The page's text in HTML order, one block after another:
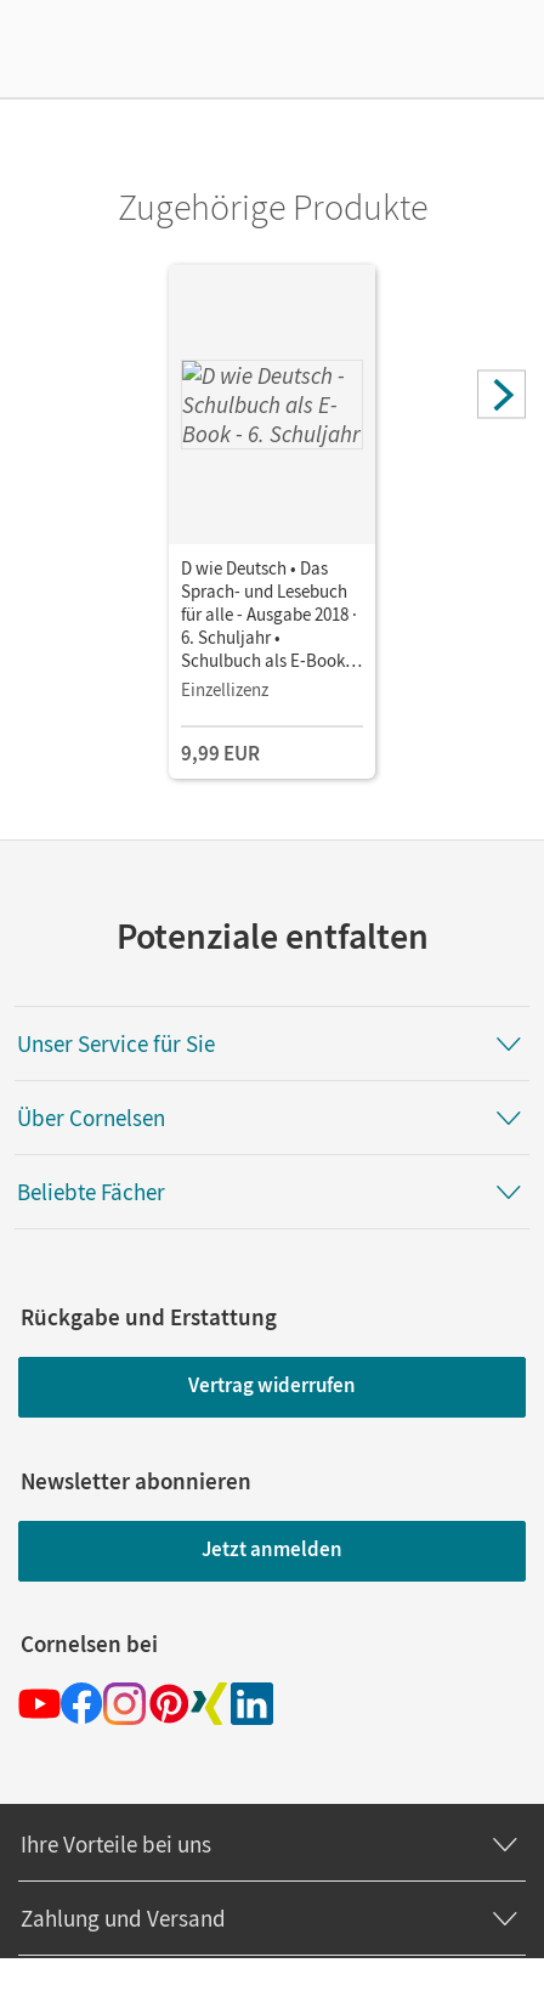
Zugehörige Produkte
D wie Deutsch • Das
Sprach- und Lesebuch
für alle - Ausgabe 2018 ·
6. Schuljahr •
Schulbuch als E-Book
Mit Medien
Einzellizenz
9,99 EUR
Potenziale entfalten
Unser Service für Sie
Über Cornelsen
Beliebte Fächer
Rückgabe und Erstattung
Vertrag widerrufen
Newsletter abonnieren
Jetzt anmelden
Cornelsen bei
Ihre Vorteile bei uns
Zahlung und Versand